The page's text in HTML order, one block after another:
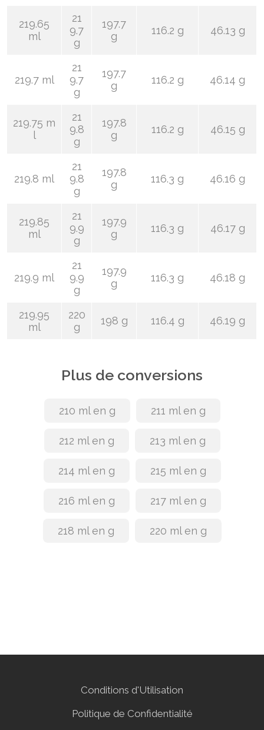
219.65
ml
21
9.7
g
197.7
g
116.2 g 46.13 g
219.7 ml
21
9.7
g
197.7
g
116.2 g 46.14 g
219.75 m
l
21
9.8
g
197.8
g
116.2 g 46.15 g
219.8 ml
21
9.8
g
197.8
g
116.3 g 46.16 g
219.85
ml
21
9.9
g
197.9
g
116.3 g 46.17 g
219.9 ml
21
9.9
g
197.9
g
116.3 g 46.18 g
219.95
ml
220
g
198 g 116.4 g 46.19 g
Plus de conversions
210 ml en g 211 ml en g
212 ml en g 213 ml en g
214 ml en g 215 ml en g
216 ml en g 217 ml en g
218 ml en g 220 ml en g
Conditions d'Utilisation
Politique de Confidentialité